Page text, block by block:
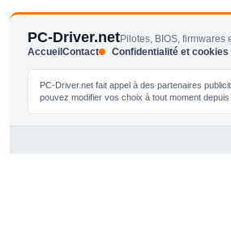
PC-Driver.netPilotes, BIOS, firmwares
AccueilContact Confidentialité et cookies
PC-Driver.net fait appel à des partenaires
pouvez modifier vos choix à tout moment depuis